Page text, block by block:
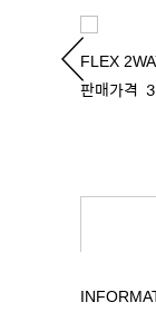
FLEX
판매가격